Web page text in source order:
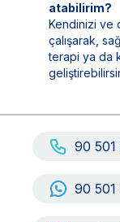
atabilirim?
Kendinizi ve
çalışarak,
terapi ya da
90 501
90 501